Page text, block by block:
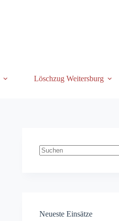
Löschzug Weitersburg
Neueste Einsätze